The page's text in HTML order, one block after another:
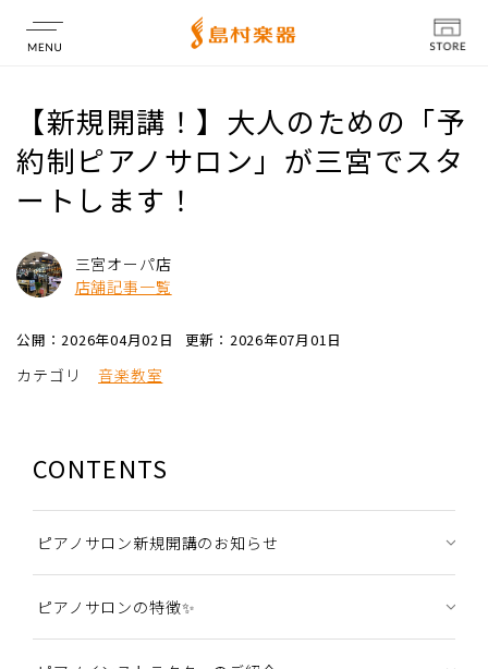
店舗情報
【新規開講！】大人のための「予
約制ピアノサロン」が三宮でスタ
ートします！
三宮オーパ店
店舗記事一覧
公開：2026年04月02日 更新：2026年07月01日
カテゴリ 音楽教室
CONTENTS
ピアノサロン新規開講のお知らせ
ピアノサロンの特徴✨